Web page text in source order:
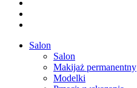
Close
Salon
Salon
Makijaż permanentny
Modelki